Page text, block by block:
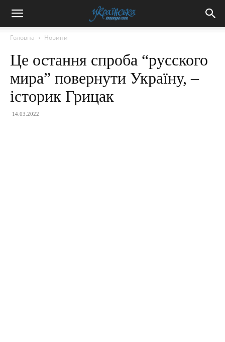
Головна Новини
Це остання спроба “русского
мира” повернути Україну, –
історик Грицак
14.03.2022